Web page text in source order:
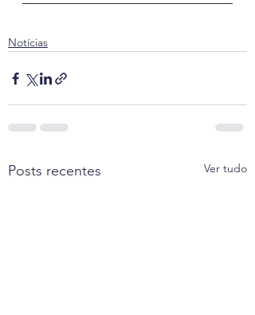
Notícias
Posts recentes Ver tudo